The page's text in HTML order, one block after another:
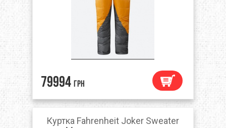
79994 грн
Куртка Fahrenheit Joker Sweater